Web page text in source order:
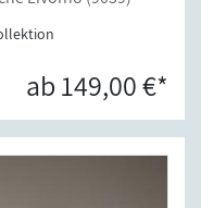
ab 149,00 €*